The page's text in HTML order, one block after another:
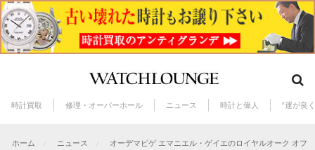
時計買取 修理・オーバーホール ニュース 時計と偉人 “運が良
ホーム ニュース オーデマピゲ エマニエル・ゲイエのロイヤルオーク オ